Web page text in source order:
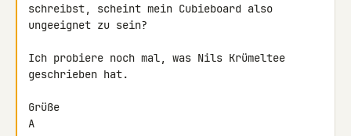
schreibst, scheint mein Cubieboard also
ungeeignet zu sein?
Ich probiere noch mal, was Nils Krümeltee
geschrieben hat.
Grüße
A